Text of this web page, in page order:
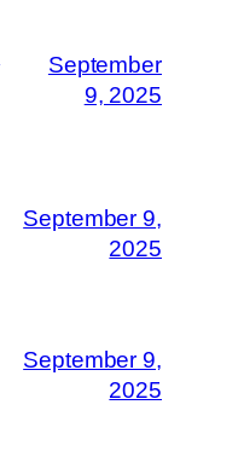
September
9, 2025
September 9,
2025
September 9,
2025